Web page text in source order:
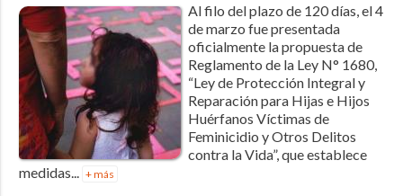
Al filo del plazo de 120 días, el 4
de marzo fue presentada
oficialmente la propuesta de
Reglamento de la Ley N° 1680,
“Ley de Protección Integral y
Reparación para Hijas e Hijos
Huérfanos Víctimas de
Feminicidio y Otros Delitos
contra la Vida”, que establece
medidas... + más